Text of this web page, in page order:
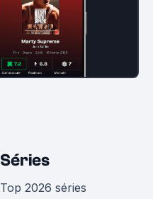
Séries
Top 2026 séries